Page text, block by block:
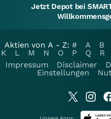
Jetzt Depot bei
Aktien von A - Z: # A B
K
L M N O P Q R
Impressum
Disclaimer
Einstellungen